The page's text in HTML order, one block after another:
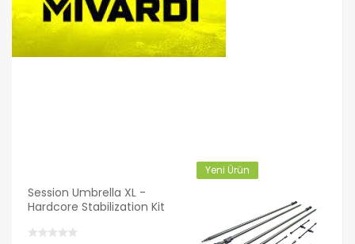
Yeni Ürün
Session Umbrella XL -
Hardcore Stabilization Kit